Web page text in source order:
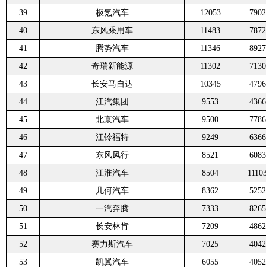
39
极氪汽车 12053
40
东风乘用车 11483
41
腾势汽车 11346
42
奇瑞新能源 11302
43
长安马自达 10345
44
江汽集团 9553
45
北京汽车 9500
46
江铃福特 9249
47
东风风行 8521
48
江淮汽车 8504
49
几何汽车 8362
50
一汽奔腾 7333
51
长安林肯 7209
52
赛力斯汽车 7025
53
凯翼汽车 6055